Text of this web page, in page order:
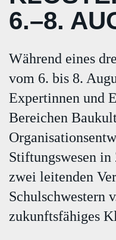
6.–8.
Während eines
vom 6. bis 8.
Expertinnen und
Bereichen
Stiftungswesen
zwei leitenden
Schulschwestern
zukunftsfähiges